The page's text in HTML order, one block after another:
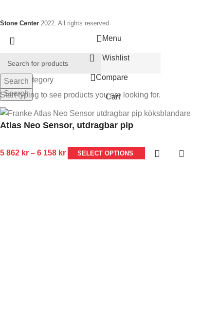
Stone Center 2022. All rights reserved.
Select category
Search
Search
Start typing to see products you are looking for.
Menu
Wishlist
Compare
Cart
Atlas Neo Sensor, utdragbar pip
5 862 kr – 6 158 kr SELECT OPTIONS